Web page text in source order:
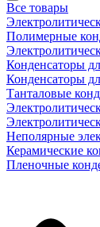
Все товары
Полимерные
Конденсаторы
Конденсаторы
Танталовые
Неполярные
Керамические
Пленочные